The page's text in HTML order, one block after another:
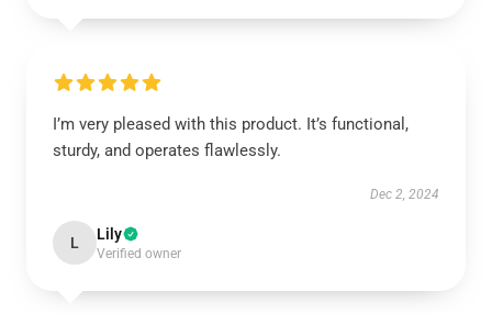
I’m very pleased with this product. It’s functional,
sturdy, and operates flawlessly.
Dec 2, 2024
L Lily
Verified owner